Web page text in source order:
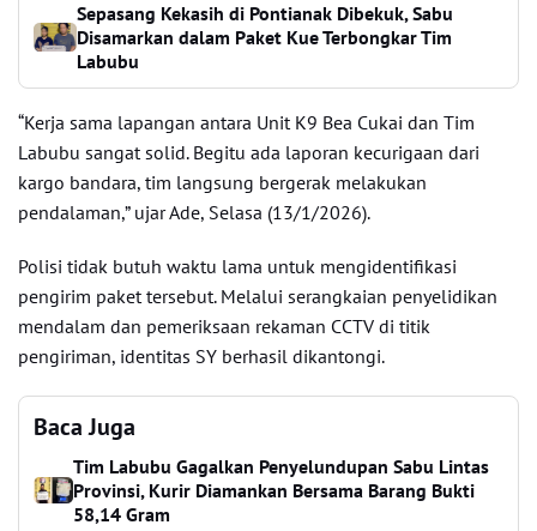
Sepasang Kekasih di Pontianak Dibekuk, Sabu
Disamarkan dalam Paket Kue Terbongkar Tim
Labubu
“Kerja sama lapangan antara Unit K9 Bea Cukai dan Tim
Labubu sangat solid. Begitu ada laporan kecurigaan dari
kargo bandara, tim langsung bergerak melakukan
pendalaman,” ujar Ade, Selasa (13/1/2026).
Polisi tidak butuh waktu lama untuk mengidentifikasi
pengirim paket tersebut. Melalui serangkaian penyelidikan
mendalam dan pemeriksaan rekaman CCTV di titik
pengiriman, identitas SY berhasil dikantongi.
Baca Juga
Tim Labubu Gagalkan Penyelundupan Sabu Lintas
Provinsi, Kurir Diamankan Bersama Barang Bukti
58,14 Gram